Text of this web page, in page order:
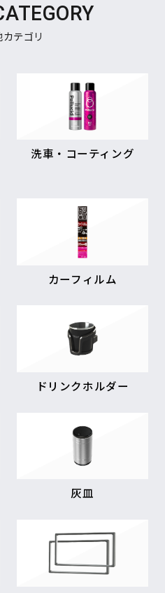
カテゴリ
洗車・コーティング
カーフィルム
ドリンクホルダー
灰皿